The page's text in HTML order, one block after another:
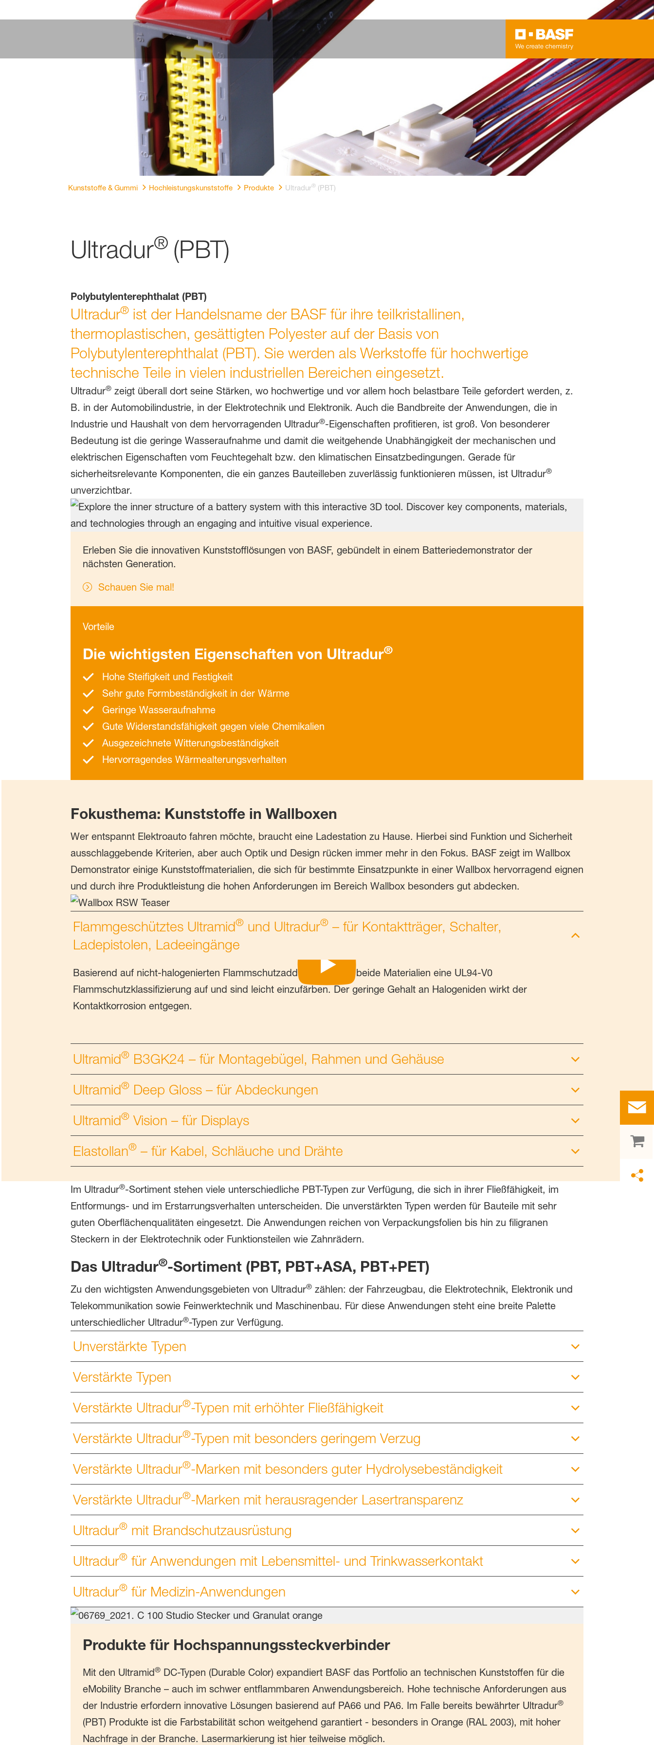
Kunststoffe & Gummi Hochleistungskunststoffe Produkte Ultradur®(PBT)
Ultradur® (PBT)
Polybutylenterephthalat (PBT)
Ultradur®ist der Handelsname der BASF für ihre teilkristallinen,
thermoplastischen, gesättigten Polyester auf der Basis von
Polybutylenterephthalat (PBT). Sie werden als Werkstoffe für hochwertige
technische Teile in vielen industriellen Bereichen eingesetzt.
Ultradur®zeigt überall dort seine Stärken, wo hochwertige und vor allem hoch belastbare Teile gefordert werden, z.
B. in der Automobilindustrie, in der Elektrotechnik und Elektronik. Auch die Bandbreite der Anwendungen, die in
Industrie und Haushalt von dem hervorragenden Ultradur®-Eigenschaften profitieren, ist groß. Von besonderer
Bedeutung ist die geringe Wasseraufnahme und damit die weitgehende Unabhängigkeit der mechanischen und
elektrischen Eigenschaften vom Feuchtegehalt bzw. den klimatischen Einsatzbedingungen. Gerade für
sicherheitsrelevante Komponenten, die ein ganzes Bauteilleben zuverlässig funktionieren müssen, ist Ultradur®
unverzichtbar.
Erleben Sie die innovativen Kunststofflösungen von BASF, gebündelt in einem Batteriedemonstrator der
nächsten Generation.
Schauen Sie mal!
Vorteile
Die wichtigsten Eigenschaften von Ultradur®
Hohe Steifigkeit und Festigkeit
Sehr gute Formbeständigkeit in der Wärme
Geringe Wasseraufnahme
Gute Widerstandsfähigkeit gegen viele Chemikalien
Ausgezeichnete Witterungsbeständigkeit
Hervorragendes Wärmealterungsverhalten
Fokusthema: Kunststoffe in Wallboxen
Wer entspannt Elektroauto fahren möchte, braucht eine Ladestation zu Hause. Hierbei sind Funktion und Sicherheit
ausschlaggebende Kriterien, aber auch Optik und Design rücken immer mehr in den Fokus. BASF zeigt im Wallbox
Demonstrator einige Kunststoffmaterialien, die sich für bestimmte Einsatzpunkte in einer Wallbox hervorragend eignen
und durch ihre Produktleistung die hohen Anforderungen im Bereich Wallbox besonders gut abdecken.
Flammgeschütztes Ultramid®und Ultradur®– für Kontaktträger, Schalter,
Ladepistolen, Ladeeingänge
Basierend auf nicht-halogenierten Flammschutzadditiven weisen beide Materialien eine UL94-V0
Flammschutzklassifizierung auf und sind leicht einzufärben. Der geringe Gehalt an Halogeniden wirkt der
Kontaktkorrosion entgegen.
Ultramid®B3GK24 – für Montagebügel, Rahmen und Gehäuse
Ultramid®Deep Gloss – für Abdeckungen
Ultramid®Vision – für Displays
Elastollan®– für Kabel, Schläuche und Drähte
Im Ultradur®-Sortiment stehen viele unterschiedliche PBT-Typen zur Verfügung, die sich in ihrer Fließfähigkeit, im
Entformungs- und im Erstarrungsverhalten unterscheiden. Die unverstärkten Typen werden für Bauteile mit sehr
guten Oberflächenqualitäten eingesetzt. Die Anwendungen reichen von Verpackungsfolien bis hin zu filigranen
Steckern in der Elektrotechnik oder Funktionsteilen wie Zahnrädern.
Das Ultradur®-Sortiment (PBT, PBT+ASA, PBT+PET)
Zu den wichtigsten Anwendungsgebieten von Ultradur®zählen: der Fahrzeugbau, die Elektrotechnik, Elektronik und
Telekommunikation sowie Feinwerktechnik und Maschinenbau. Für diese Anwendungen steht eine breite Palette
unterschiedlicher Ultradur®-Typen zur Verfügung.
Unverstärkte Typen
Verstärkte Typen
Verstärkte Ultradur®-Typen mit erhöhter Fließfähigkeit
Verstärkte Ultradur®-Typen mit besonders geringem Verzug
Verstärkte Ultradur®-Marken mit besonders guter Hydrolysebeständigkeit
Verstärkte Ultradur®-Marken mit herausragender Lasertransparenz
Ultradur®mit Brandschutzausrüstung
Ultradur®für Anwendungen mit Lebensmittel- und Trinkwasserkontakt
Ultradur®für Medizin-Anwendungen
Produkte für Hochspannungssteckverbinder
Mit den Ultramid®DC-Typen (Durable Color) expandiert BASF das Portfolio an technischen Kunststoffen für die
eMobility Branche – auch im schwer entflammbaren Anwendungsbereich. Hohe technische Anforderungen aus
der Industrie erfordern innovative Lösungen basierend auf PA66 und PA6. Im Falle bereits bewährter Ultradur®
(PBT) Produkte ist die Farbstabilität schon weitgehend garantiert - besonders in Orange (RAL 2003), mit hoher
Nachfrage in der Branche. Lasermarkierung ist hier teilweise möglich.